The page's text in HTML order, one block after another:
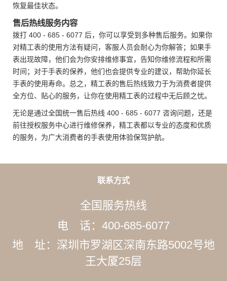
恢复最佳状态。
售后热线服务内容
拨打 400 - 685 - 6077 后，你可以享受到多种售后服务。如果你
对精工表的使用方法有疑问，客服人员会耐心为你解答；如果手
表出现故障，他们会为你安排维修事宜，告知你维修流程和所需
时间；对于手表的保养，他们也会提供专业的建议，帮助你延长
手表的使用寿命。总之，精工表的售后热线致力于为消费者提供
全方位、贴心的服务，让你在使用精工表的过程中无后顾之忧。
无论是通过全国统一售后热线 400 - 685 - 6077 咨询问题，还是
前往授权服务中心进行维修保养，精工表都以专业的态度和优质
的服务，为广大消费者的手表使用体验保驾护航。
联系方式
全国服务热线
电 话：400-685-6077
地 址：深圳市罗湖区深南东路5002号地
王大厦25层